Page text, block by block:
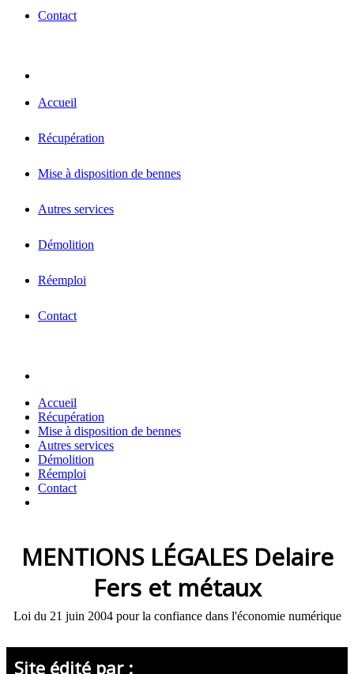
Contact
Accueil
Récupération
Mise à disposition de bennes
Autres services
Démolition
Réemploi
Contact
Accueil
Récupération
Mise à disposition de bennes
Autres services
Démolition
Réemploi
Contact
MENTIONS LÉGALES Delaire
Fers et métaux
Loi du 21 juin 2004 pour la confiance dans l'économie numérique
Site édité par :